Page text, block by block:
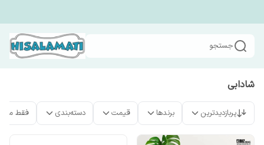
جستجو
شادابی
پربازدیدترین برندها قیمت دسته‌بندی فقط